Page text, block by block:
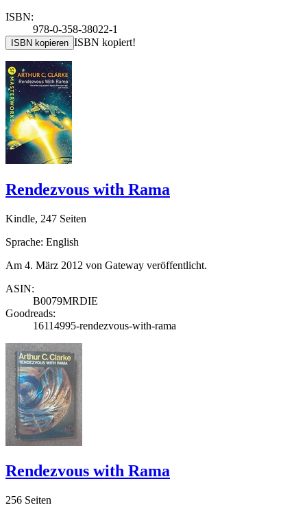
ISBN:
978-0-358-38022-1
ISBN kopieren ISBN kopiert!
Rendezvous with Rama
Kindle, 247 Seiten
Sprache: English
Am 4. März 2012 von Gateway veröffentlicht.
ASIN:
B0079MRDIE
Goodreads:
16114995-rendezvous-with-rama
Rendezvous with Rama
256 Seiten